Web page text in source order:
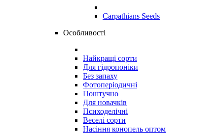
Carpathians Seeds
Особливості
Найкращі сорти
Для гідропоніки
Без запаху
Фотоперіодичні
Поштучно
Для новачків
Психоделічні
Веселі сорти
Насіння конопель оптом